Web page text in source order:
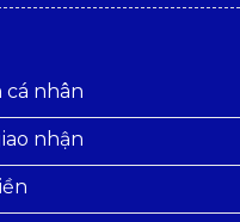
cá nhân
nhận